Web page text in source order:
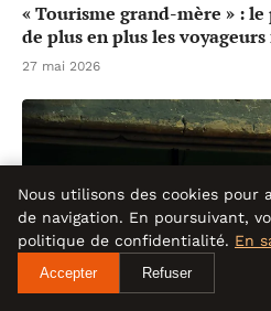
« Tourisme grand-mère » :
de plus en plus les
27 mai 2026
Nous utilisons des cookies pour
de navigation. En poursuivant,
politique de confidentialité. En
Accepter Refuser